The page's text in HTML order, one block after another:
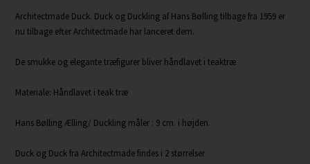
Architectmade Duck. Duck og Duckling af Hans Bølling tilbage fra 1959 er
nu tilbage efter Architectmade har lanceret dem.
De smukke og elegante træfigurer bliver håndlavet i teaktræ
Materiale: Håndlavet i teak træ
Hans Bølling Ælling/ Duckling måler : 9 cm. i højden.
Duck og Duck fra Architectmade findes i 2 størrelser